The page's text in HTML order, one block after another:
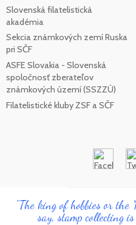
Slovenská filatelistická
akadémia
Sekcia známkových zemí Ruska
pri SČF
ASFE Slovakia - Slovenská
spoločnosť zberateľov
známkových území (SSZZÚ)
Filatelistické kluby ZSF a SČF
"The king of hobbies or the
say, stamp collecting